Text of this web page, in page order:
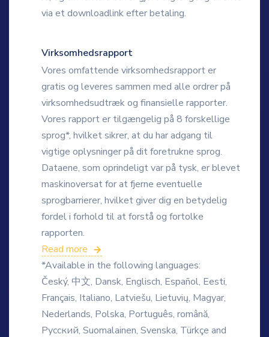
via et downloadlink efter betaling.
Virksomhedsrapport
Vores omfattende virksomhedsrapport er
gratis og leveres sammen med alle ordrer på
virksomhedsudtræk og finansielle rapporter.
Vores rapport er tilgængelig på 8 forskellige
sprog*, hvilket sikrer, at du har adgang til
vigtige oplysninger på dit foretrukne sprog.
Dataene, som oprindeligt var på tysk, er blevet
maskinoversat for at fjerne eventuelle
sprogbarrierer, hvilket giver dig en betydelig
fordel i forhold til at forstå og fortolke
rapporten.
Read more
*Available in the following languages:
Český, 中文, Dansk, Englisch, Español, Eesti,
Français, Italiano, Latviešu, Lietuvių, Magyar,
Nederlands, Polska, Português, română,
Русский, Suomalainen, Svenska, Türkçe and